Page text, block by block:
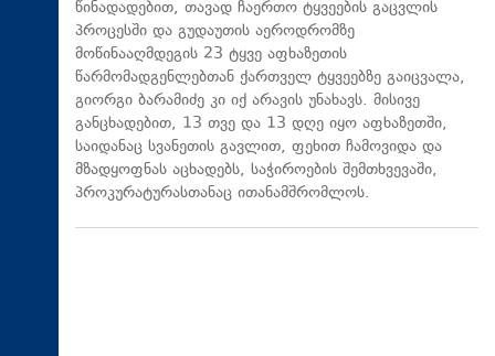
წინადადებით, თავად ჩაერთო ტყვეების გაცვლის
პროცესში და გუდაუთის აეროდრომზე
მოწინააღმდეგის 23 ტყვე აფხაზეთის
წარმომადგენლებთან ქართველ ტყვეებზე გაიცვალა,
გიორგი ბარამიძე კი იქ არავის უნახავს. მისივე
განცხადებით, 13 თვე და 13 დღე იყო აფხაზეთში,
საიდანაც სვანეთის გავლით, ფეხით ჩამოვიდა და
მზადყოფნას აცხადებს, საჭიროების შემთხვევაში,
პროკურატურასთანაც ითანამშრომლოს.